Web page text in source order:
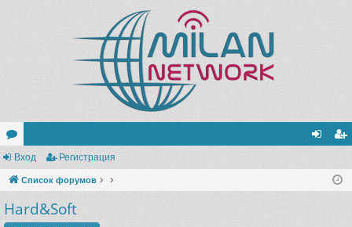
ор
ум
ы
ис
Вход Регистрация
Список форумов
Hard&Soft